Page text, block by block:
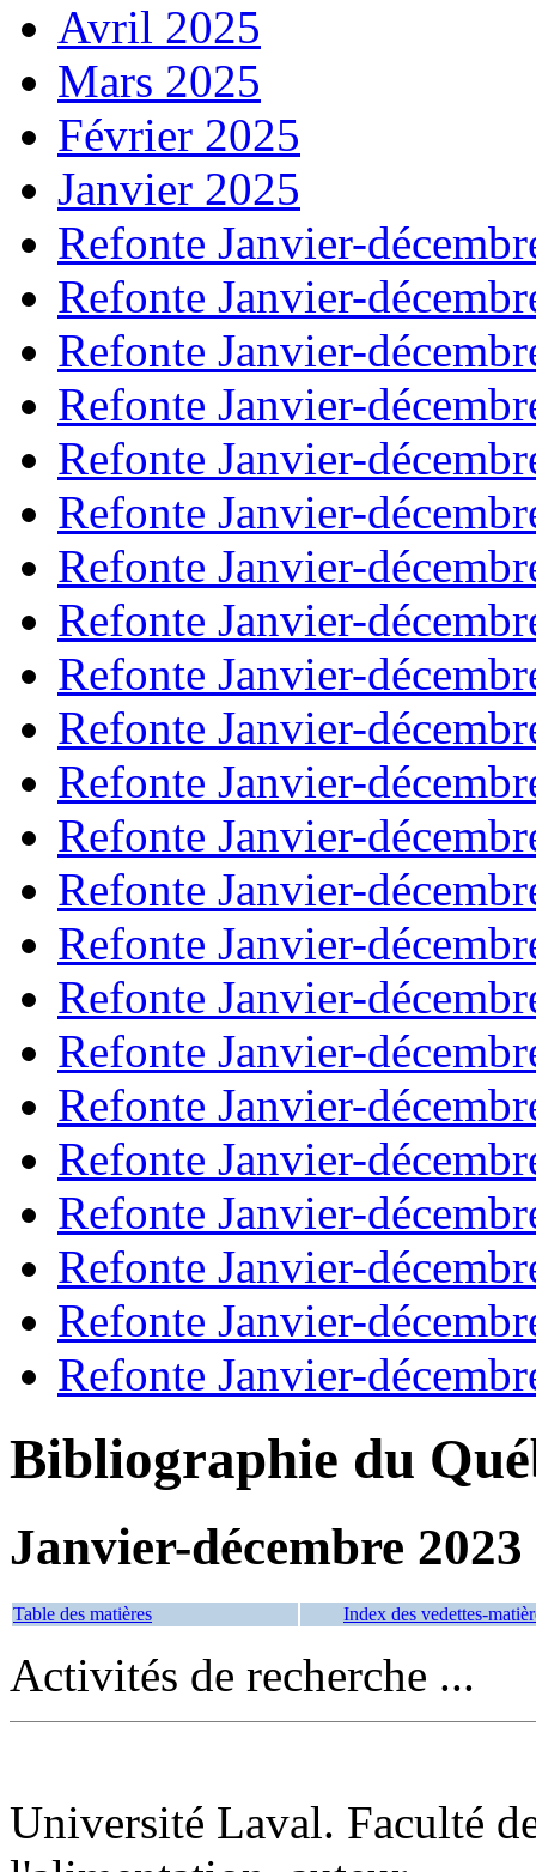
Avril 2025
Mars 2025
Février 2025
Janvier 2025
Refonte Janvier-
Refonte Janvier-
Refonte Janvier-
Refonte Janvier-
Refonte Janvier-
Refonte Janvier-
Refonte Janvier-
Refonte Janvier-
Refonte Janvier-
Refonte Janvier-
Refonte Janvier-
Refonte Janvier-
Refonte Janvier-
Refonte Janvier-
Refonte Janvier-
Refonte Janvier-
Refonte Janvier-
Refonte Janvier-
Refonte Janvier-
Refonte Janvier-
Refonte Janvier-
Refonte Janvier-
Bibliographie du
Janvier-décembre 2023
Table des matières Index des vedettes-
Activités de recherche ...
Université Laval. Faculté